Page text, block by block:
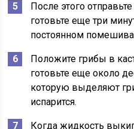
После этого
готовьте еще три
постоянном
Положите грибы в
готовьте еще около
которую выделяют
испарится.
Когда жидкость